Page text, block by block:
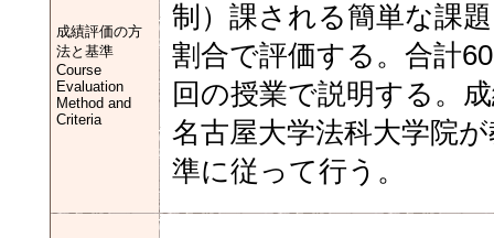
成績評価の方
法と基準
Course
Evaluation
Method and
Criteria
制）課される簡単な課
割合で評価する。合計
回の授業で説明する。
名古屋大学法科大学院
準に従って行う。